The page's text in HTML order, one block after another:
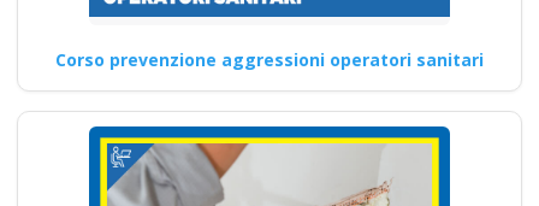
Corso prevenzione aggressioni operatori sanitari